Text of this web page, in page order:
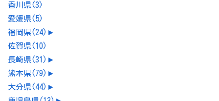
香川県(3)
愛媛県(5)
福岡県(24) ►
佐賀県(10)
長崎県(31) ►
熊本県(79) ►
大分県(44) ►